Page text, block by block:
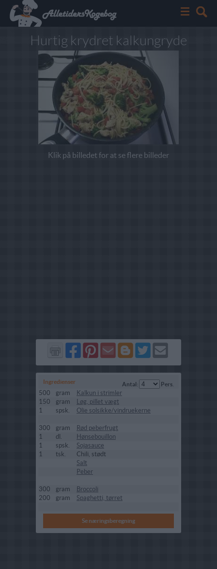
Hurtig krydret kalkungryde
Klik på billedet for at se flere billeder
Del
på
Del
på
Send
via
Del
på
Del
på
Send
Ingredienser Antal: Pers.
500 gram
Kalkun i strimler
150
gram
Løg, pillet vægt
1
spsk. Olie solsikke/vindruekerne
300 gram
Rød peberfrugt
1
dl.
Hønsebouillon
1
spsk.
Sojasauce
1
tsk.
Chili, stødt
Salt
Peber
300 gram
Broccoli
200
gram Spaghetti, tørret
Se næringsberegning